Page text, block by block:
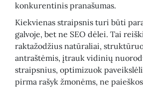
konkurentinis pranašumas.
Kiekvienas straipsnis turi būti
galvoje, bet ne SEO dėlei. Tai
raktažodžius natūraliai,
antraštėmis, įtrauk vidinių
straipsnius, optimizuok
pirma rašyk žmonėms, ne